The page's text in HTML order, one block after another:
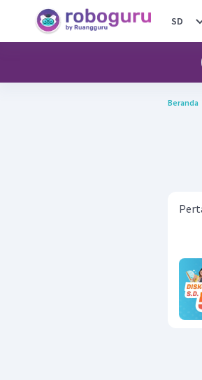
SD
Beranda